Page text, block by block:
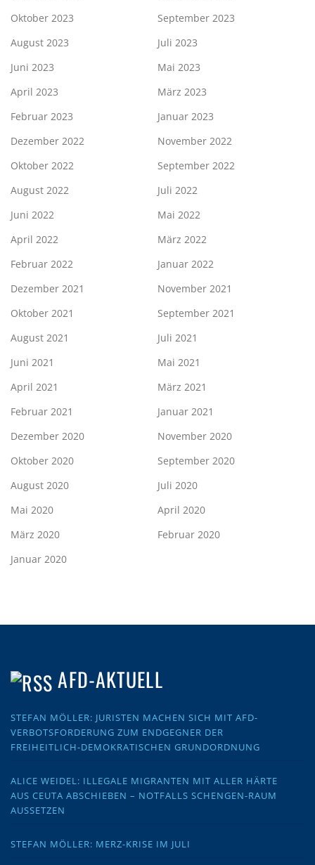
Oktober 2023
September 2023
August 2023
Juli 2023
Juni 2023
Mai 2023
April 2023
März 2023
Februar 2023
Januar 2023
Dezember 2022
November 2022
Oktober 2022
September 2022
August 2022
Juli 2022
Juni 2022
Mai 2022
April 2022
März 2022
Februar 2022
Januar 2022
Dezember 2021
November 2021
Oktober 2021
September 2021
August 2021
Juli 2021
Juni 2021
Mai 2021
April 2021
März 2021
Februar 2021
Januar 2021
Dezember 2020
November 2020
Oktober 2020
September 2020
August 2020
Juli 2020
Mai 2020
April 2020
März 2020
Februar 2020
Januar 2020
AFD-AKTUELL
STEFAN MÖLLER: JURISTEN MACHEN SICH MIT AFD-
VERBOTSFORDERUNG ZUM ENDGEGNER DER
FREIHEITLICH-DEMOKRATISCHEN GRUNDORDNUNG
ALICE WEIDEL: ILLEGALE MIGRANTEN MIT ALLER HÄRTE
AUS CEUTA ABSCHIEBEN – NOTFALLS SCHENGEN-RAUM
AUSSETZEN
STEFAN MÖLLER: MERZ-KRISE IM JULI